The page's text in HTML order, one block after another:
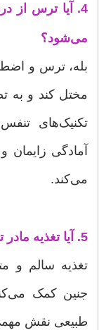
4. آیا ترس از
می‌شود؟
بله، ترس و
مختل کند و به
تکنیک‌های
آمادگی
می‌کند.
5. آیا تغذیه مادر تاثیر مستقیم بر نوع زایمان دارد؟
تغذیه سالم و
جنین کمک
طبیعی نقش